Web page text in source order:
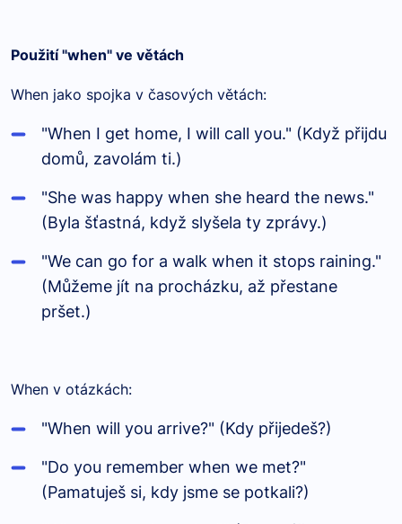
Použití "when" ve větách
When jako spojka v časových větách:
"When I get home, I will call you." (Když přijdu
domů, zavolám ti.)
"She was happy when she heard the news."
(Byla šťastná, když slyšela ty zprávy.)
"We can go for a walk when it stops raining."
(Můžeme jít na procházku, až přestane
pršet.)
When v otázkách:
"When will you arrive?" (Kdy přijedeš?)
"Do you remember when we met?"
(Pamatuješ si, kdy jsme se potkali?)